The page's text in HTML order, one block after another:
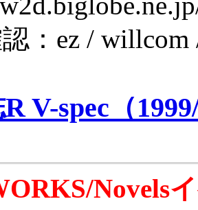
認：ez /
V-spec（
Novels